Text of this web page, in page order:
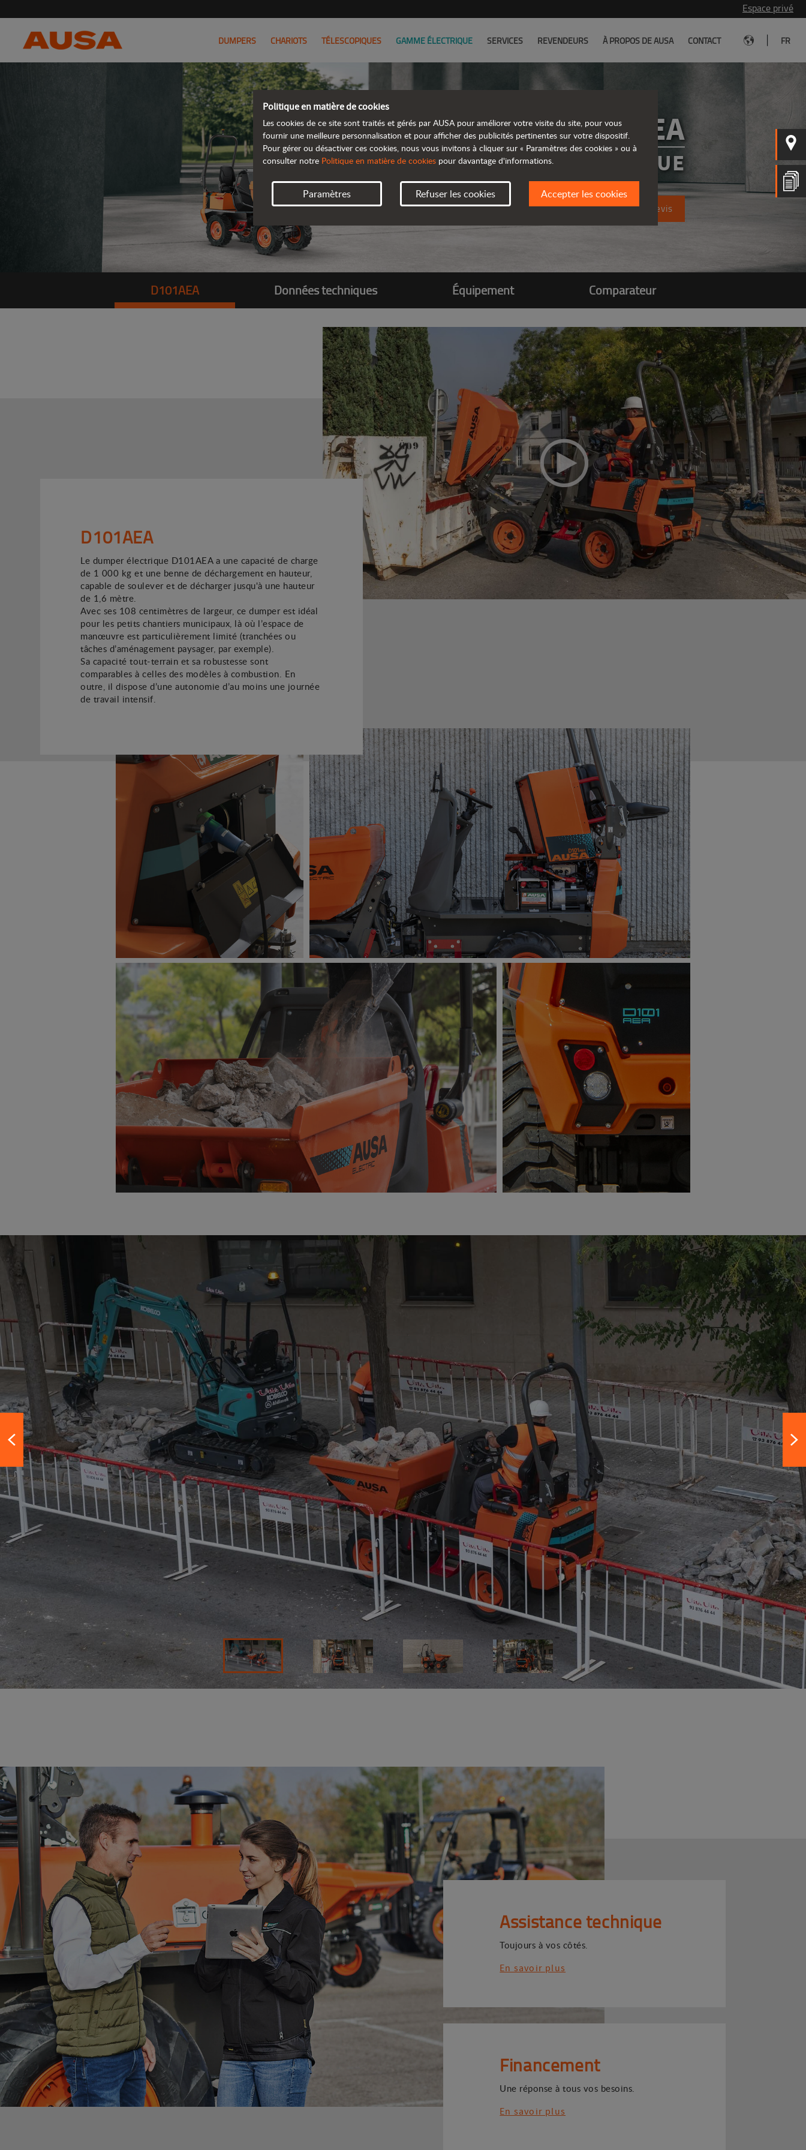
Espace privé
DUMPERS CHARIOTS TÉLESCOPIQUES GAMME ÉLECTRIQUE SERVICES REVENDEURS À PROPOS DE AUSA CONTACT FR
D101AEA
DUMPER ÉLECTRIQUE
Demandez un devis
D101AEA Données techniques Équipement Comparateur
D101AEA
Le dumper électrique D101AEA a une capacité de charge
de 1 000 kg et une benne de déchargement en hauteur,
capable de soulever et de décharger jusqu'à une hauteur
de 1,6 mètre.
Avec ses 108 centimètres de largeur, ce dumper est idéal
pour les petits chantiers municipaux, là où l’espace de
manœuvre est particulièrement limité (tranchées ou
tâches d’aménagement paysager, par exemple).
Sa capacité tout-terrain et sa robustesse sont
comparables à celles des modèles à combustion. En
outre, il dispose d’une autonomie d’au moins une journée
de travail intensif.
Assistance technique
Toujours à vos côtés.
En savoir plus
Financement
Une réponse à tous vos besoins.
En savoir plus
Politique en matière de cookies
Les cookies de ce site sont traités et gérés par AUSA pour améliorer votre visite du site, pour vous
fournir une meilleure personnalisation et pour afficher des publicités pertinentes sur votre dispositif.
Pour gérer ou désactiver ces cookies, nous vous invitons à cliquer sur « Paramètres des cookies » ou à
consulter notre Politique en matière de cookies pour davantage d'informations.
Paramètres Refuser les cookies Accepter les cookies